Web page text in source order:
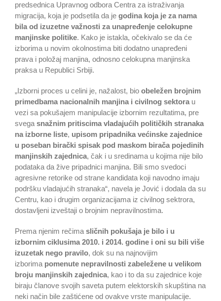
predsednica Upravnog odbora Centra za istraživanja
migracija, koja je podsetila da je godina koja je za nama
bila od izuzetne važnosti za unapređenje celokupne
manjinske politike. Kako je istakla, očekivalo se da će
izborima u novim okolnostima biti dodatno unapređeni
prava i položaj manjina, odnosno celokupna manjinska
praksa u Republici Srbiji.
„Izborni proces u celini je, nažalost, bio obeležen brojnim
primedbama nacionalnih manjina i civilnog sektora u
vezi sa pokušajem manipulacije izbornim rezultatima, pre
svega snažnim pritiscima vladajućih političkih stranaka
na izborne liste, upisom pripadnika većinske zajednice
u poseban birački spisak pod maskom birača pojedinih
manjinskih zajednica, čak i u sredinama u kojima nije bilo
podataka da žive pripadnici manjina. Bili smo svedoci
agresivne retorike od strane kandidata koji navodno imaju
podršku vladajućih stranaka“, navela je Jović i dodala da su
Centru, kao i drugim organizacijama iz civilnog sektrora,
dostavljeni izveštaji o brojnim nepravilnostima.
Prema njenim rečima sličnih pokušaja je bilo i u
izbornim ciklusima 2010. i 2014. godine i oni su bili više
izuzetak nego pravilo, dok su na najnovijim
izborima pomenute nepravilnosti zabeležene u velikom
broju manjinskih zajednica, kao i to da su zajednice koje
biraju članove svojih saveta putem elektorskih skupština na
neki način bile zaštićene od ovakve vrste manipulacije.